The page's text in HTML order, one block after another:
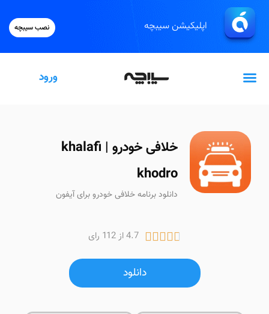
نصب سیبچه اپلیکیشن سیبچه
ورود
خلافی خودرو | khalafi
khodro
دانلود برنامه خلافی خودرو برای آیفون
4.7 از 112 رای 
دانلود